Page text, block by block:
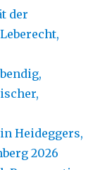
der
Heideggers,
2026